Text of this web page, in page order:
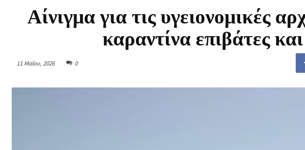
Αίνιγμα για τις υγειονομικές
καραντίνα επιβάτες
11 Μαΐου, 2026 0